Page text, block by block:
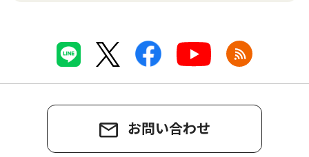
お問い合わせ